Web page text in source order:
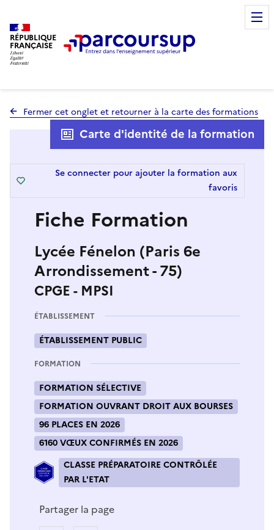
RÉPUBLIQUE
FRANÇAISE
Fermer cet onglet et retourner à la carte des formations
Fiche Formation
Lycée Fénelon (Paris 6e
Arrondissement - 75)
CPGE - MPSI
Carte d'identité de la formation
Se connecter pour ajouter la formation aux
favoris
ÉTABLISSEMENT
ÉTABLISSEMENT PUBLIC
FORMATION
FORMATION SÉLECTIVE
FORMATION OUVRANT DROIT AUX BOURSES
96 PLACES EN 2026
6160 VŒUX CONFIRMÉS EN 2026
CLASSE PRÉPARATOIRE CONTRÔLÉE
PAR L'ETAT
Partager la page